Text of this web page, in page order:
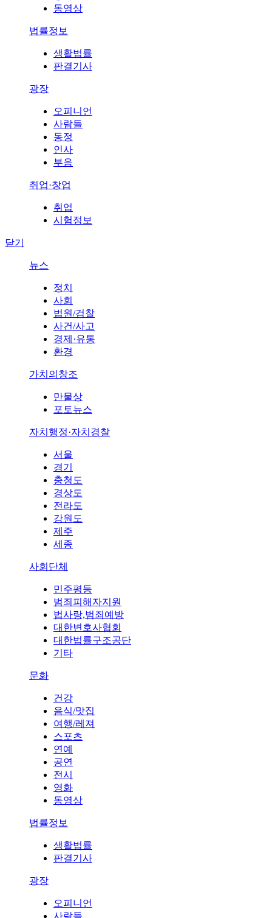
동영상
법률정보
생활법률
판결기사
광장
오피니언
사람들
동정
인사
부음
취업·창업
취업
시험정보
닫기
뉴스
정치
사회
법원/검찰
사건/사고
경제·유통
환경
가치의창조
만물상
포토뉴스
자치행정·자치경찰
서울
경기
충청도
경상도
전라도
강원도
제주
세종
사회단체
민주평등
범죄피해자지원
법사랑,범죄예방
대한변호사협회
대한법률구조공단
기타
문화
건강
음식/맛집
여행/레져
스포츠
연예
공연
전시
영화
동영상
법률정보
생활법률
판결기사
광장
오피니언
사람들